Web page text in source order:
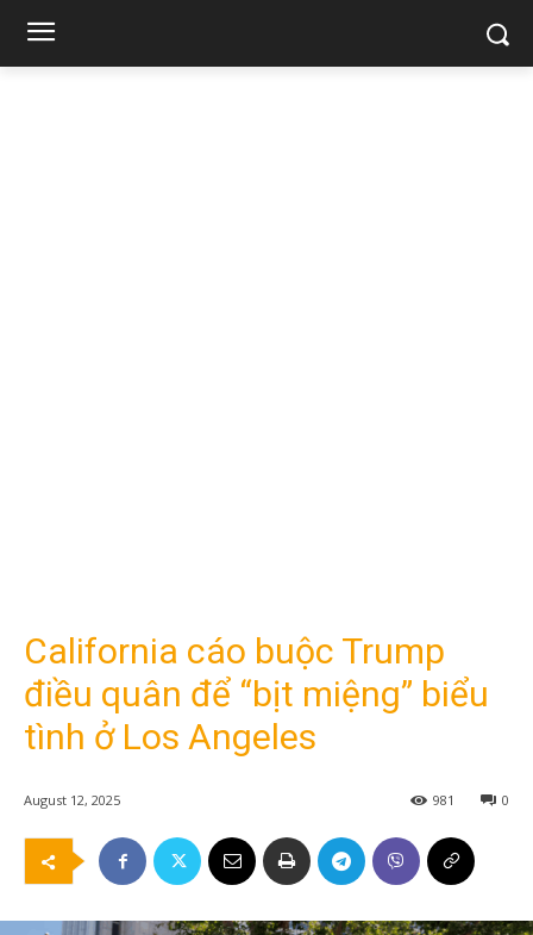
California cáo buộc Trump
điều quân để “bịt miệng” biểu
tình ở Los Angeles
August 12, 2025 0
981